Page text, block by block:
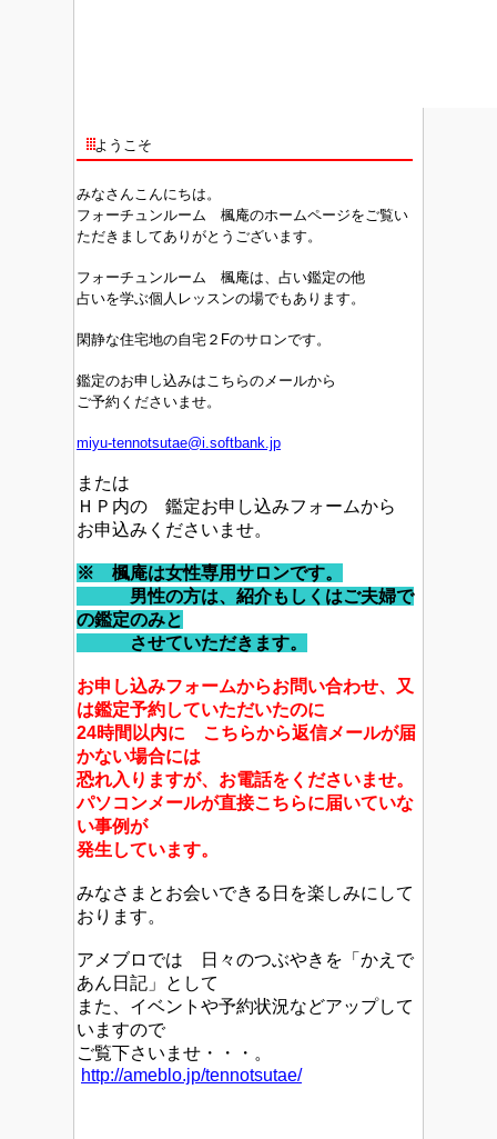
ようこそ
みなさんこんにちは。
フォーチュンルーム 楓庵のホームページをご覧い
ただきましてありがとうございます。
フォーチュンルーム 楓庵は、占い鑑定の他
占いを学ぶ個人レッスンの場でもあります。
閑静な住宅地の自宅２Fのサロンです。
鑑定のお申し込みはこちらのメールから
ご予約くださいませ。
miyu-tennotsutae@i.softbank.jp
または
ＨＰ内の 鑑定お申し込みフォームから
お申込みくださいませ。
※ 楓庵は女性専用サロンです。
男性の方は、紹介もしくはご夫婦で
の鑑定のみと
させていただきます。
お申し込みフォームからお問い合わせ、又
は鑑定予約していただいたのに
24時間以内に こちらから返信メールが届
かない場合には
恐れ入りますが、お電話をくださいませ。
パソコンメールが直接こちらに届いていな
い事例が
発生しています。
みなさまとお会いできる日を楽しみにして
おります。
アメブロでは 日々のつぶやきを「かえで
あん日記」として
また、イベントや予約状況などアップして
いますので
ご覧下さいませ・・・。
http://ameblo.jp/tennotsutae/